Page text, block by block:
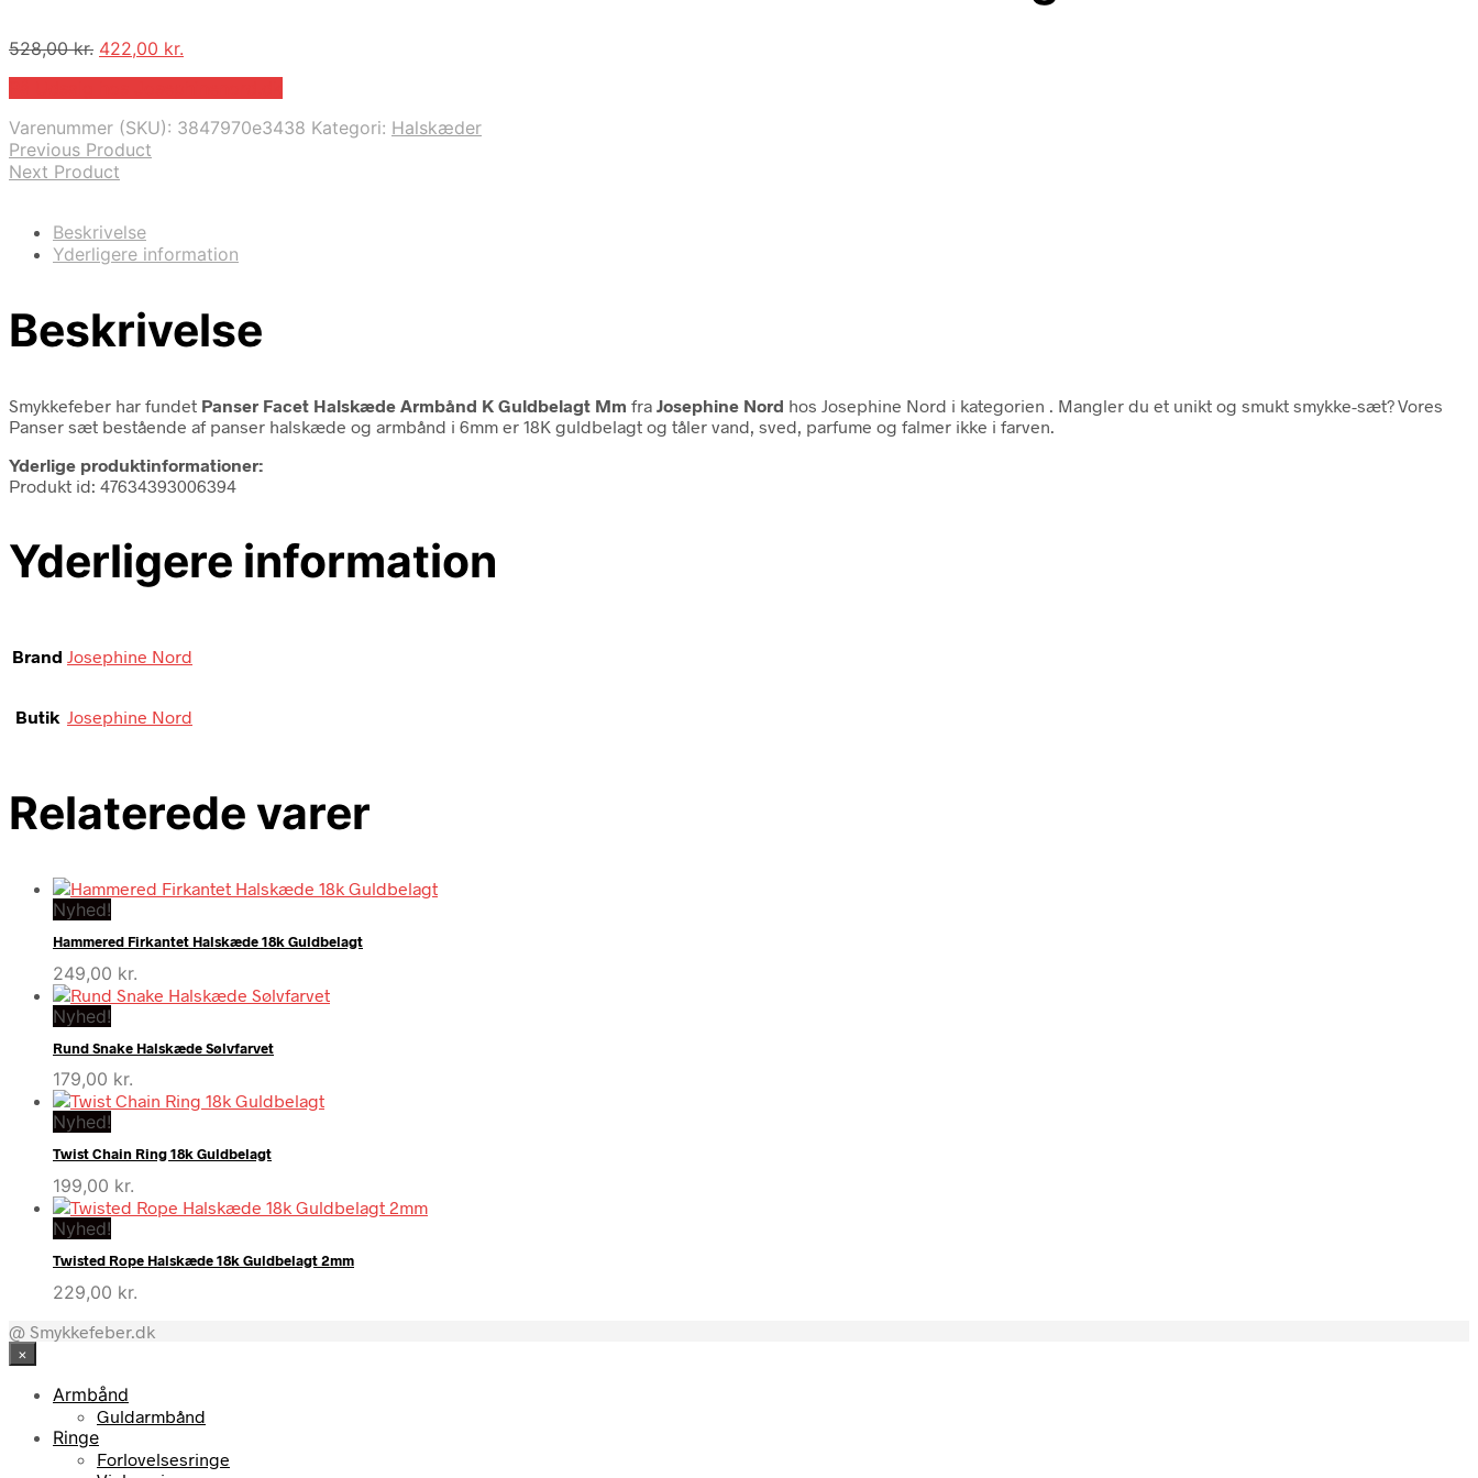
528,00kr. Den
528,00 kr..
422,00 kr.
422,00 kr..
Varenummer (SKU): 3847970e3438 Kategori: Halskæder
Previous Product
Next Product
Beskrivelse
Yderligere information
Beskrivelse
Smykkefeber har fundet Panser Facet Halskæde Armbånd K Guldbelagt Mm fra Josephine Nord hos Josephine Nord i kategorien
. Mangler du et unikt og smukt smykke-sæt? Vores
Panser sæt bestående af panser halskæde og armbånd i 6mm er 18K guldbelagt og tåler vand, sved, parfume og falmer ikke i farven.
Yderlige produktinformationer:
Produkt id: 47634393006394
Yderligere information
Brand Josephine Nord
Butik Josephine Nord
Relaterede varer
Nyhed!
Hammered Firkantet Halskæde 18k Guldbelagt
249,00 kr.
Nyhed!
Rund Snake Halskæde Sølvfarvet
179,00 kr.
Nyhed!
Twist Chain Ring 18k Guldbelagt
199,00 kr.
Nyhed!
Twisted Rope Halskæde 18k Guldbelagt 2mm
229,00 kr.
@ Smykkefeber.dk
×
Armbånd
Guldarmbånd
Ringe
Forlovelsesringe